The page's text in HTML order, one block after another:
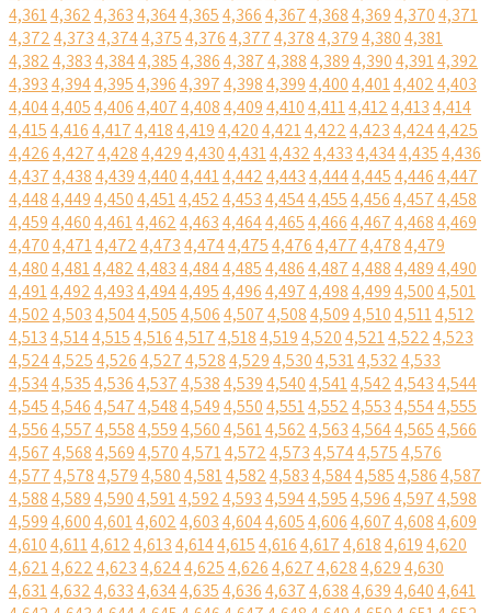
4,3614,3624,3634,3644,3654,3664,3674,3684,3694,3704,371
4,3724,3734,3744,3754,3764,3774,3784,3794,3804,381
4,3824,3834,3844,3854,3864,3874,3884,3894,3904,3914,392
4,3934,3944,3954,3964,3974,3984,3994,4004,4014,4024,403
4,4044,4054,4064,4074,4084,4094,4104,4114,4124,4134,414
4,4154,4164,4174,4184,4194,4204,4214,4224,4234,4244,425
4,4264,4274,4284,4294,4304,4314,4324,4334,4344,4354,436
4,4374,4384,4394,4404,4414,4424,4434,4444,4454,4464,447
4,4484,4494,4504,4514,4524,4534,4544,4554,4564,4574,458
4,4594,4604,4614,4624,4634,4644,4654,4664,4674,4684,469
4,4704,4714,4724,4734,4744,4754,4764,4774,4784,479
4,4804,4814,4824,4834,4844,4854,4864,4874,4884,4894,490
4,4914,4924,4934,4944,4954,4964,4974,4984,4994,5004,501
4,5024,5034,5044,5054,5064,5074,5084,5094,5104,5114,512
4,5134,5144,5154,5164,5174,5184,5194,5204,5214,5224,523
4,5244,5254,5264,5274,5284,5294,5304,5314,5324,533
4,5344,5354,5364,5374,5384,5394,5404,5414,5424,5434,544
4,5454,5464,5474,5484,5494,5504,5514,5524,5534,5544,555
4,5564,5574,5584,5594,5604,5614,5624,5634,5644,5654,566
4,5674,5684,5694,5704,5714,5724,5734,5744,5754,576
4,5774,5784,5794,5804,5814,5824,5834,5844,5854,5864,587
4,5884,5894,5904,5914,5924,5934,5944,5954,5964,5974,598
4,5994,6004,6014,6024,6034,6044,6054,6064,6074,6084,609
4,6104,6114,6124,6134,6144,6154,6164,6174,6184,6194,620
4,6214,6224,6234,6244,6254,6264,6274,6284,6294,630
4,6314,6324,6334,6344,6354,6364,6374,6384,6394,6404,641